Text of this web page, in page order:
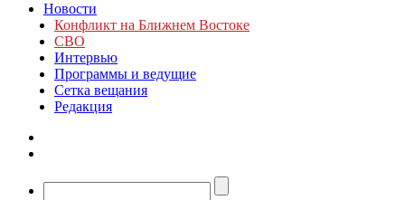
Новости
Конфликт на Ближнем Востоке
СВО
Интервью
Программы и ведущие
Сетка вещания
Редакция